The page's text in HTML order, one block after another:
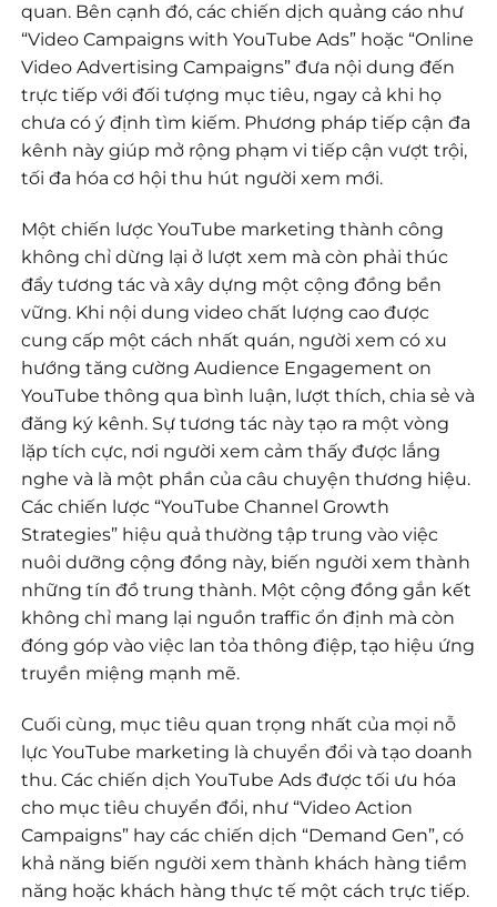
quan. Bên cạnh đó, các chiến dịch quảng cáo như
“Video Campaigns with YouTube Ads” hoặc “Online
Video Advertising Campaigns” đưa nội dung đến
trực tiếp với đối tượng mục tiêu, ngay cả khi họ
chưa có ý định tìm kiếm. Phương pháp tiếp cận đa
kênh này giúp mở rộng phạm vi tiếp cận vượt trội,
tối đa hóa cơ hội thu hút người xem mới.
Một chiến lược YouTube marketing thành công
không chỉ dừng lại ở lượt xem mà còn phải thúc
đẩy tương tác và xây dựng một cộng đồng bền
vững. Khi nội dung video chất lượng cao được
cung cấp một cách nhất quán, người xem có xu
hướng tăng cường Audience Engagement on
YouTube thông qua bình luận, lượt thích, chia sẻ và
đăng ký kênh. Sự tương tác này tạo ra một vòng
lặp tích cực, nơi người xem cảm thấy được lắng
nghe và là một phần của câu chuyện thương hiệu.
Các chiến lược “YouTube Channel Growth
Strategies” hiệu quả thường tập trung vào việc
nuôi dưỡng cộng đồng này, biến người xem thành
những tín đồ trung thành. Một cộng đồng gắn kết
không chỉ mang lại nguồn traffic ổn định mà còn
đóng góp vào việc lan tỏa thông điệp, tạo hiệu ứng
truyền miệng mạnh mẽ.
Cuối cùng, mục tiêu quan trọng nhất của mọi nỗ
lực YouTube marketing là chuyển đổi và tạo doanh
thu. Các chiến dịch YouTube Ads được tối ưu hóa
cho mục tiêu chuyển đổi, như “Video Action
Campaigns” hay các chiến dịch “Demand Gen”, có
khả năng biến người xem thành khách hàng tiềm
năng hoặc khách hàng thực tế một cách trực tiếp.